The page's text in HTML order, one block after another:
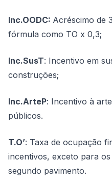
Inc.OODC: Acréscimo de
fórmula como TO x 0,3;
Inc.SusT: Incentivo em
construções;
Inc.ArteP: Incentivo à
públicos.
T.O’: Taxa de ocupação
incentivos, exceto para
segundo pavimento.